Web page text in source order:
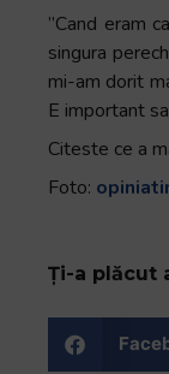
”Cand eram
singura
mi-am dorit
E important
Citeste ce a
Foto:
Ți-a plăcut